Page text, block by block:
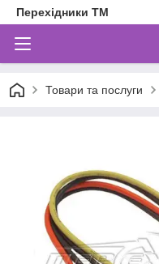
Перехідники ТМ
Товари та послуги